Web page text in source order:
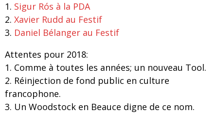
1. Sigur Rós à la PDA
2. Xavier Rudd au Festif
3. Daniel Bélanger au Festif
Attentes pour 2018:
1. Comme à toutes les années; un nouveau Tool.
2. Réinjection de fond public en culture
francophone.
3. Un Woodstock en Beauce digne de ce nom.